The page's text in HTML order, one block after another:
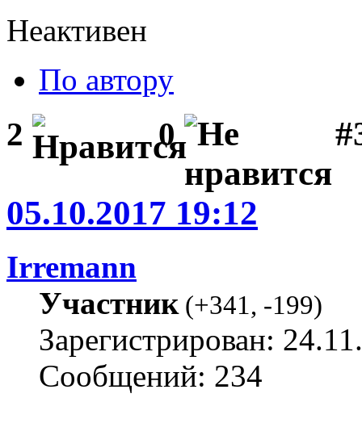
Неактивен
По автору
2 0
05.10.2017 19:12
Irremann
Участник(+341, -199)
Зарегистрирован:
Сообщений: 234